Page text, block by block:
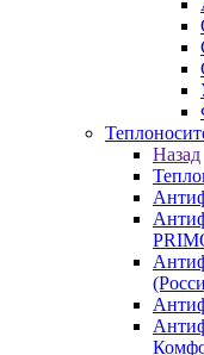
Назад